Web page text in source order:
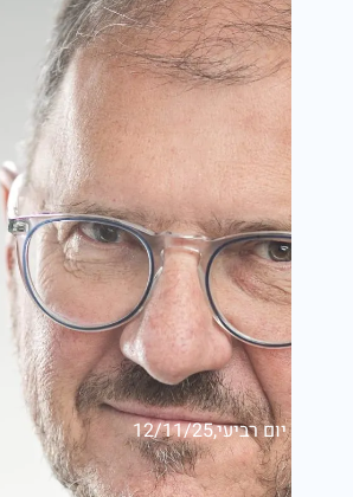
יום רביעי,12/11/25